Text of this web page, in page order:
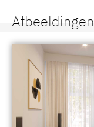
Afbeeldingen